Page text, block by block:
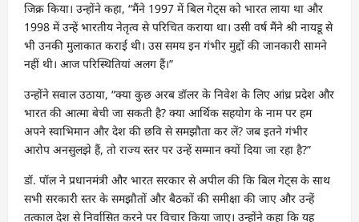
जिक्र किया। उन्होंने कहा, “मैंने 1997 में बिल गेट्स को भारत लाया था और
1998 में उन्हें भारतीय नेतृत्व से परिचित कराया था। उसी वर्ष मैंने श्री नायडू से
भी उनकी मुलाकात कराई थी। उस समय इन गंभीर मुद्दों की जानकारी सामने
नहीं थी। आज परिस्थितियां अलग हैं।”
उन्होंने सवाल उठाया, “क्या कुछ अरब डॉलर के निवेश के लिए आंध्र प्रदेश और
भारत की आत्मा बेची जा सकती है? क्या आर्थिक सहयोग के नाम पर हम
अपने स्वाभिमान और देश की छवि से समझौता कर लें? जब इतने गंभीर
आरोप अनसुलझे हैं, तो राज्य स्तर पर उन्हें सम्मान क्यों दिया जा रहा है?”
डॉ. पॉल ने प्रधानमंत्री और भारत सरकार से अपील की कि बिल गेट्स के साथ
सभी सरकारी स्तर के समझौतों और बैठकों की समीक्षा की जाए और उन्हें
तत्काल देश से निर्वासित करने पर विचार किया जाए। उन्होंने कहा कि यह